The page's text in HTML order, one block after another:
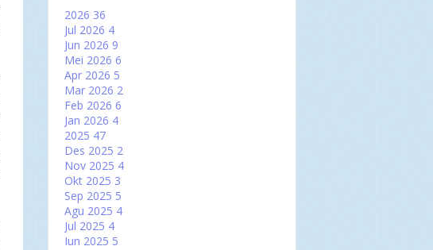
2026 36
Jul 2026 4
Jun 2026 9
Mei 2026 6
Apr 2026 5
Mar 2026 2
Feb 2026 6
Jan 2026 4
2025 47
Des 2025 2
Nov 2025 4
Okt 2025 3
Sep 2025 5
Agu 2025 4
Jul 2025 4
Jun 2025 5